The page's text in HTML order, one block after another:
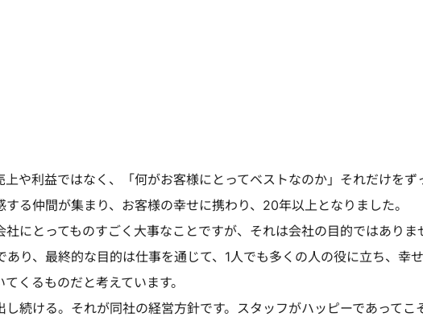
や利益ではなく、「何がお客様にとってベストなのか」それだけをず
る仲間が集まり、お客様の幸せに携わり、20年以上となりました。
にとってものすごく大事なことですが、それは会社の目的ではありま
り、最終的な目的は仕事を通じて、1人でも多くの人の役に立ち、幸
くるものだと考えています。
続ける。それが同社の経営方針です。スタッフがハッピーであってこ